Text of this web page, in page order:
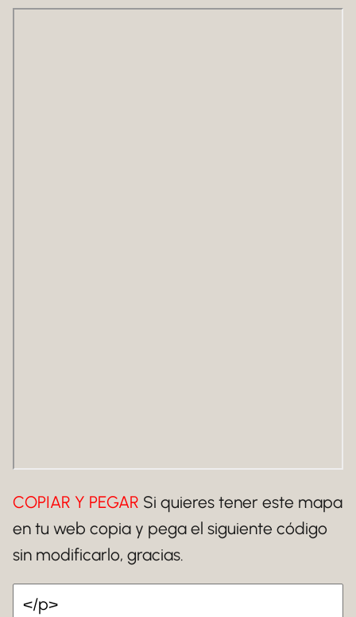
COPIAR Y PEGAR Si quieres tener este mapa
en tu web copia y pega el siguiente código
sin modificarlo, gracias.